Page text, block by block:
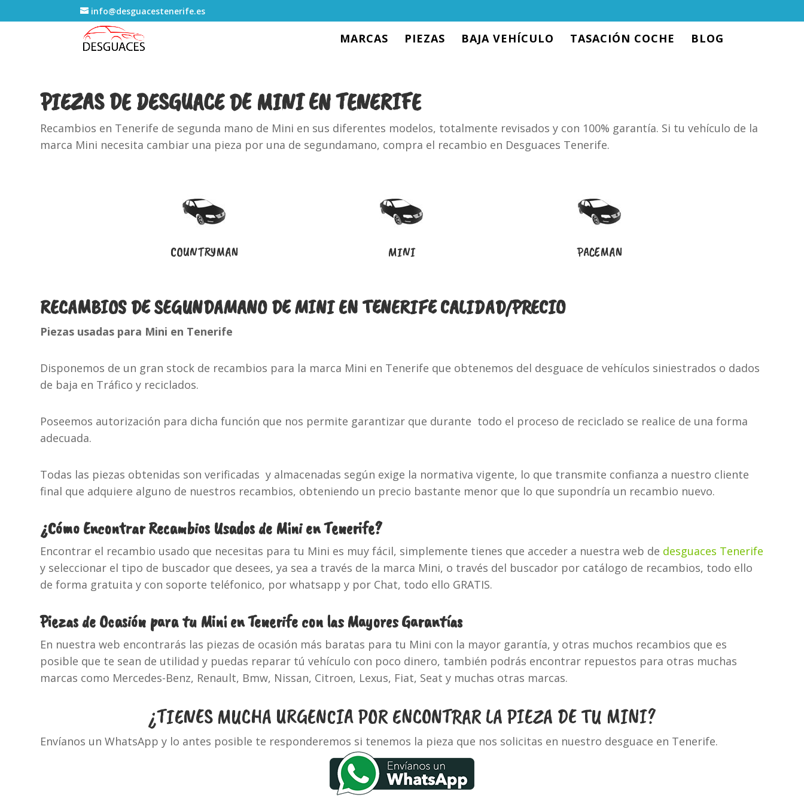
info@desguacestenerife.es
MARCAS PIEZAS BAJA VEHÍCULO TASACIÓN COCHE BLOG
PIEZAS DE DESGUACE DE MINI EN TENERIFE
Recambios en Tenerife de segunda mano de Mini en sus diferentes modelos, totalmente revisados y con 100% garantía. Si tu vehículo de la
marca Mini necesita cambiar una pieza por una de segundamano, compra el recambio en Desguaces Tenerife.
COUNTRYMAN MINI PACEMAN
RECAMBIOS DE SEGUNDAMANO DE MINI EN TENERIFE CALIDAD/PRECIO
Piezas usadas para Mini en Tenerife
Disponemos de un gran stock de recambios para la marca Mini en Tenerife que obtenemos del desguace de vehículos siniestrados o dados
de baja en Tráfico y reciclados.
Poseemos autorización para dicha función que nos permite garantizar que durante todo el proceso de reciclado se realice de una forma
adecuada.
Todas las piezas obtenidas son verificadas y almacenadas según exige la normativa vigente, lo que transmite confianza a nuestro cliente
final que adquiere alguno de nuestros recambios, obteniendo un precio bastante menor que lo que supondría un recambio nuevo.
¿Cómo Encontrar Recambios Usados de Mini en Tenerife?
Encontrar el recambio usado que necesitas para tu Mini es muy fácil, simplemente tienes que acceder a nuestra web de desguaces Tenerife
y seleccionar el tipo de buscador que desees, ya sea a través de la marca Mini, o través del buscador por catálogo de recambios, todo ello
de forma gratuita y con soporte teléfonico, por whatsapp y por Chat, todo ello GRATIS.
Piezas de Ocasión para tu Mini en Tenerife con las Mayores Garantías
En nuestra web encontrarás las piezas de ocasión más baratas para tu Mini con la mayor garantía, y otras muchos recambios que es
posible que te sean de utilidad y puedas reparar tú vehículo con poco dinero, también podrás encontrar repuestos para otras muchas
marcas como Mercedes-Benz, Renault, Bmw, Nissan, Citroen, Lexus, Fiat, Seat y muchas otras marcas.
¿TIENES MUCHA URGENCIA POR ENCONTRAR LA PIEZA DE TU MINI?
Envíanos un WhatsApp y lo antes posible te responderemos si tenemos la pieza que nos solicitas en nuestro desguace en Tenerife.